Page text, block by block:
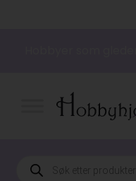
Products
search